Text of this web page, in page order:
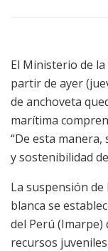
El Ministerio de
partir de ayer
de anchoveta
marítima
“De esta
y sostenibilidad
La suspensión
blanca se
del Perú (Imarpe)
recursos